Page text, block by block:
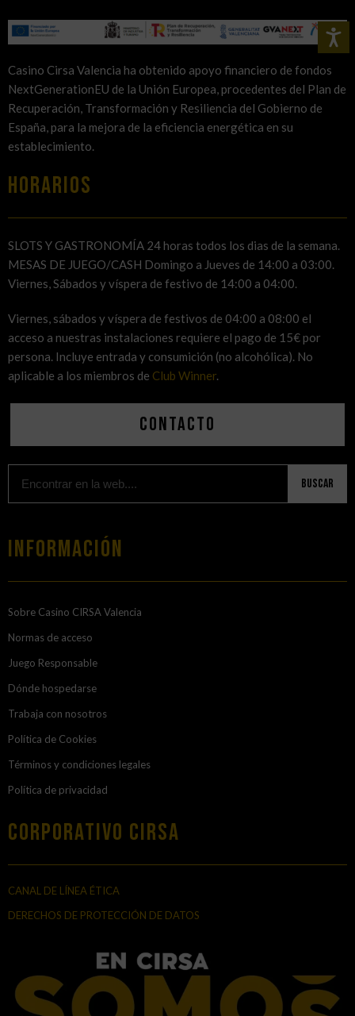
Casino Cirsa Valencia ha obtenido apoyo financiero de fondos
NextGenerationEU de la Unión Europea, procedentes del Plan de
Recuperación, Transformación y Resiliencia del Gobierno de
España, para la mejora de la eficiencia energética en su
establecimiento.
HORARIOS
SLOTS Y GASTRONOMÍA 24 horas todos los dias de la semana.
MESAS DE JUEGO/CASH Domingo a Jueves de 14:00 a 03:00.
Viernes, Sábados y víspera de festivo de 14:00 a 04:00.
Viernes, sábados y víspera de festivos de 04:00 a 08:00 el
acceso a nuestras instalaciones requiere el pago de 15€ por
persona. Incluye entrada y consumición (no alcohólica). No
aplicable a los miembros de Club Winner.
Contacto
Buscar
Información
Sobre Casino CIRSA Valencia
Normas de acceso
Juego Responsable
Dónde hospedarse
Trabaja con nosotros
Política de Cookies
Términos y condiciones legales
Política de privacidad
Corporativo Cirsa
CANAL DE LÍNEA ÉTICA
DERECHOS DE PROTECCIÓN DE DATOS